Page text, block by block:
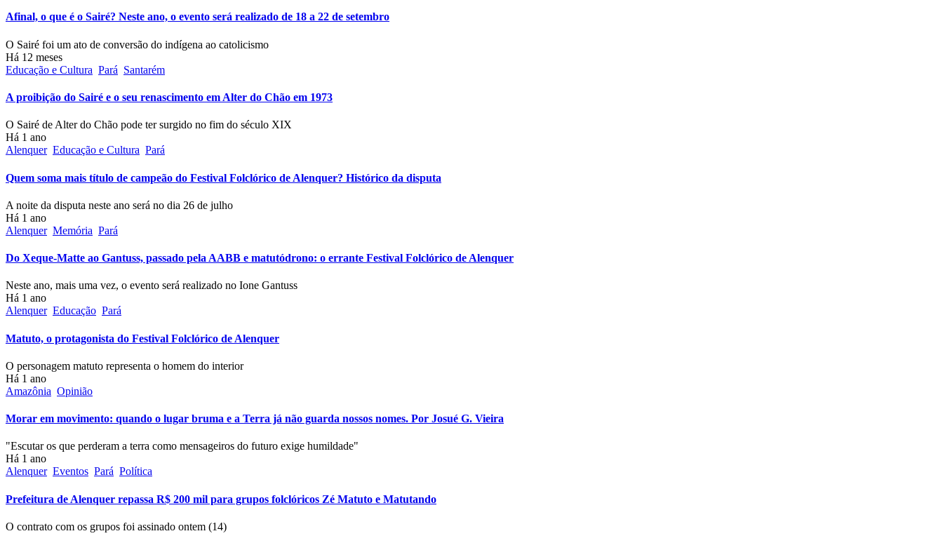
Afinal, o que é o Sairé? Neste ano, o evento será realizado de 18 a 22 de setembro
O Sairé foi um ato de conversão do indígena ao catolicismo
Há 12 meses
Educação e Cultura Pará Santarém
A proibição do Sairé e o seu renascimento em Alter do Chão em 1973
O Sairé de Alter do Chão pode ter surgido no fim do século XIX
Há 1 ano
Alenquer Educação e Cultura Pará
Quem soma mais título de campeão do Festival Folclórico de Alenquer? Histórico da disputa
A noite da disputa neste ano será no dia 26 de julho
Há 1 ano
Alenquer Memória Pará
Do Xeque-Matte ao Gantuss, passado pela AABB e matutódrono: o errante Festival Folclórico de Alenquer
Neste ano, mais uma vez, o evento será realizado no Ione Gantuss
Há 1 ano
Alenquer Educação Pará
Matuto, o protagonista do Festival Folclórico de Alenquer
O personagem matuto representa o homem do interior
Há 1 ano
Amazônia Opinião
Morar em movimento: quando o lugar bruma e a Terra já não guarda nossos nomes. Por Josué G. Vieira
"Escutar os que perderam a terra como mensageiros do futuro exige humildade"
Há 1 ano
Alenquer Eventos Pará Política
Prefeitura de Alenquer repassa R$ 200 mil para grupos folclóricos Zé Matuto e Matutando
O contrato com os grupos foi assinado ontem (14)